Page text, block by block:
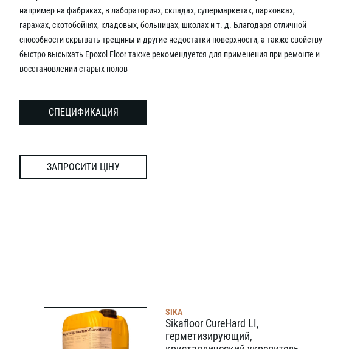
например на фабриках, в лабораториях, складах, супермаркетах, парковках,
гаражах, скотобойнях, кладовых, больницах, школах и т. д. Благодаря отличной
способности скрывать трещины и другие недостатки поверхности, а также свойству
быстро высыхать Epoxol Floor также рекомендуется для применения при ремонте и
восстановлении старых полов
СПЕЦИФИКАЦИЯ
ЗАПРОСИТИ ЦІНУ
SIKA
Sikafloor CureHard LI,
герметизирующий,